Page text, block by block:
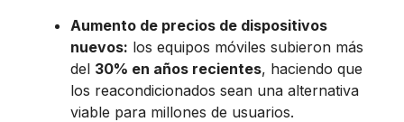
Aumento de precios de dispositivos
nuevos: los equipos móviles subieron más
del 30% en años recientes, haciendo que
los reacondicionados sean una alternativa
viable para millones de usuarios.